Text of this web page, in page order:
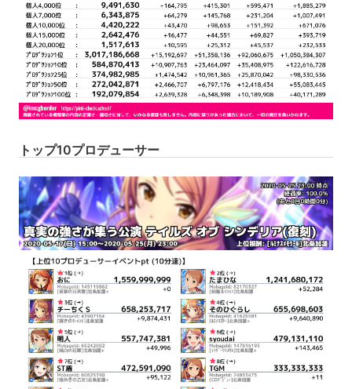
トップ10プロデューサー